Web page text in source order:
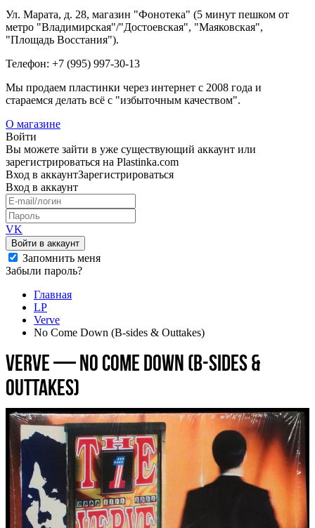
Ул. Марата, д. 28, магазин "Фонотека" (5 минут пешком от
метро "Владимирская"/"Достоевская", "Маяковская",
"Площадь Восстания").
Телефон: +7 (995) 997-30-13
Мы продаем пластинки через интернет c 2008 года и
стараемся делать всё с "избыточным качеством".
О магазине
Войти
Вы можете зайти в уже существующий аккаунт или
зарегистрироваться на Plastinka.com
Вход в аккаунтЗарегистрироваться
Вход в аккаунт
VK
Войти в аккаунт
Запомнить меня
Забыли пароль?
Главная
LP
Verve
No Come Down (B-sides & Outtakes)
Verve — No Come Down (B-sides &
Outtakes)